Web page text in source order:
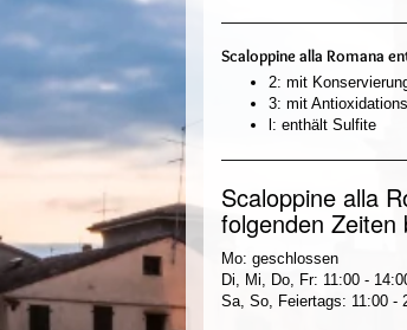
Scaloppine alla Romana
2: mit
3: mit
l: enthält Sulfite
Scaloppine alla
folgenden Zeiten
Mo: geschlossen
Di, Mi, Do, Fr: 11:00 -
Sa, So, Feiertags: 11:00 -